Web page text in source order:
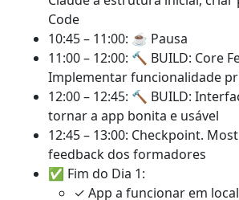
Code
10:45 – 11:00: ☕ Pausa
11:00 – 12:00: 🔨 BUILD: Core
Implementar funcionalidade
12:00 – 12:45: 🔨 BUILD:
tornar a app bonita e usável
12:45 – 13:00: Checkpoint.
feedback dos formadores
✅ Fim do Dia 1:
✓ App a funcionar em